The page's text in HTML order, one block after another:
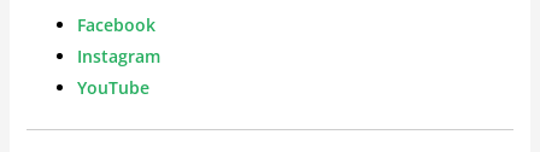
Facebook
Instagram
YouTube